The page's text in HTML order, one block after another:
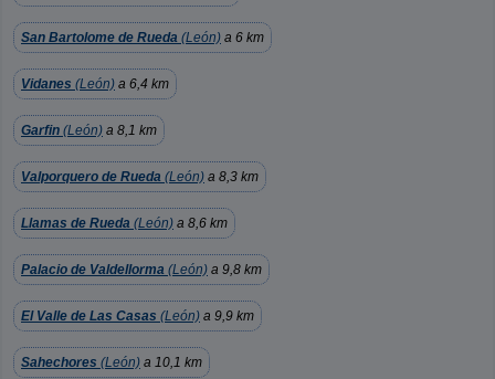
San Bartolome de Rueda (León) a 6 km
Vidanes (León) a 6,4 km
Garfin (León) a 8,1 km
Valporquero de Rueda (León) a 8,3 km
Llamas de Rueda (León) a 8,6 km
Palacio de Valdellorma (León) a 9,8 km
El Valle de Las Casas (León) a 9,9 km
Sahechores (León) a 10,1 km